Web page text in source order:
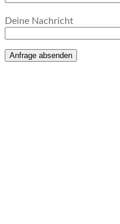
Deine Nachricht
Anfrage absenden